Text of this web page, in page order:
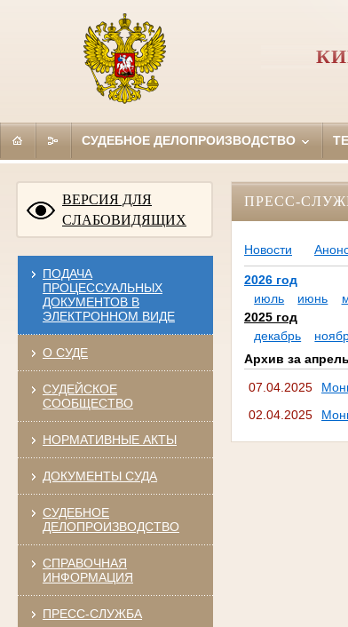
СУДЕБНОЕ ДЕЛОПРОИЗВОДСТВО
ВЕРСИЯ ДЛЯ
СЛАБОВИДЯЩИХ
ПОДАЧА
ПРОЦЕССУАЛЬНЫХ
ДОКУМЕНТОВ В
ЭЛЕКТРОННОМ ВИДЕ
О СУДЕ
СУДЕЙСКОЕ
СООБЩЕСТВО
НОРМАТИВНЫЕ АКТЫ
ДОКУМЕНТЫ СУДА
СУДЕБНОЕ
ДЕЛОПРОИЗВОДСТВО
СПРАВОЧНАЯ
ИНФОРМАЦИЯ
ПРЕСС-СЛУЖБА
ПРЕСС-
Новости
2026 год
июль
июнь
2025 год
декабрь
Архив за
07.04.2025
02.04.2025